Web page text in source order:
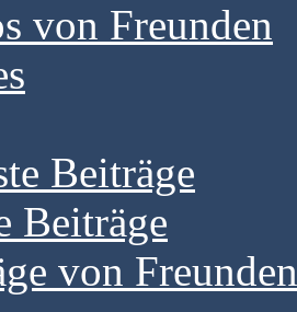
von Freunden
Beiträge
Beiträge
von Freunden